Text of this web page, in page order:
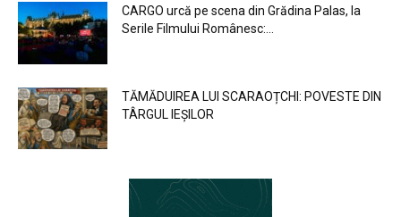
CARGO urcă pe scena din Grădina Palas, la
Serile Filmului Românesc:...
TĂMĂDUIREA LUI SCARAOȚCHI: POVESTE DIN
TÂRGUL IEȘILOR